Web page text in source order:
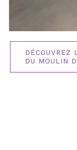
DÉCOUVREZ
DU MOULIN